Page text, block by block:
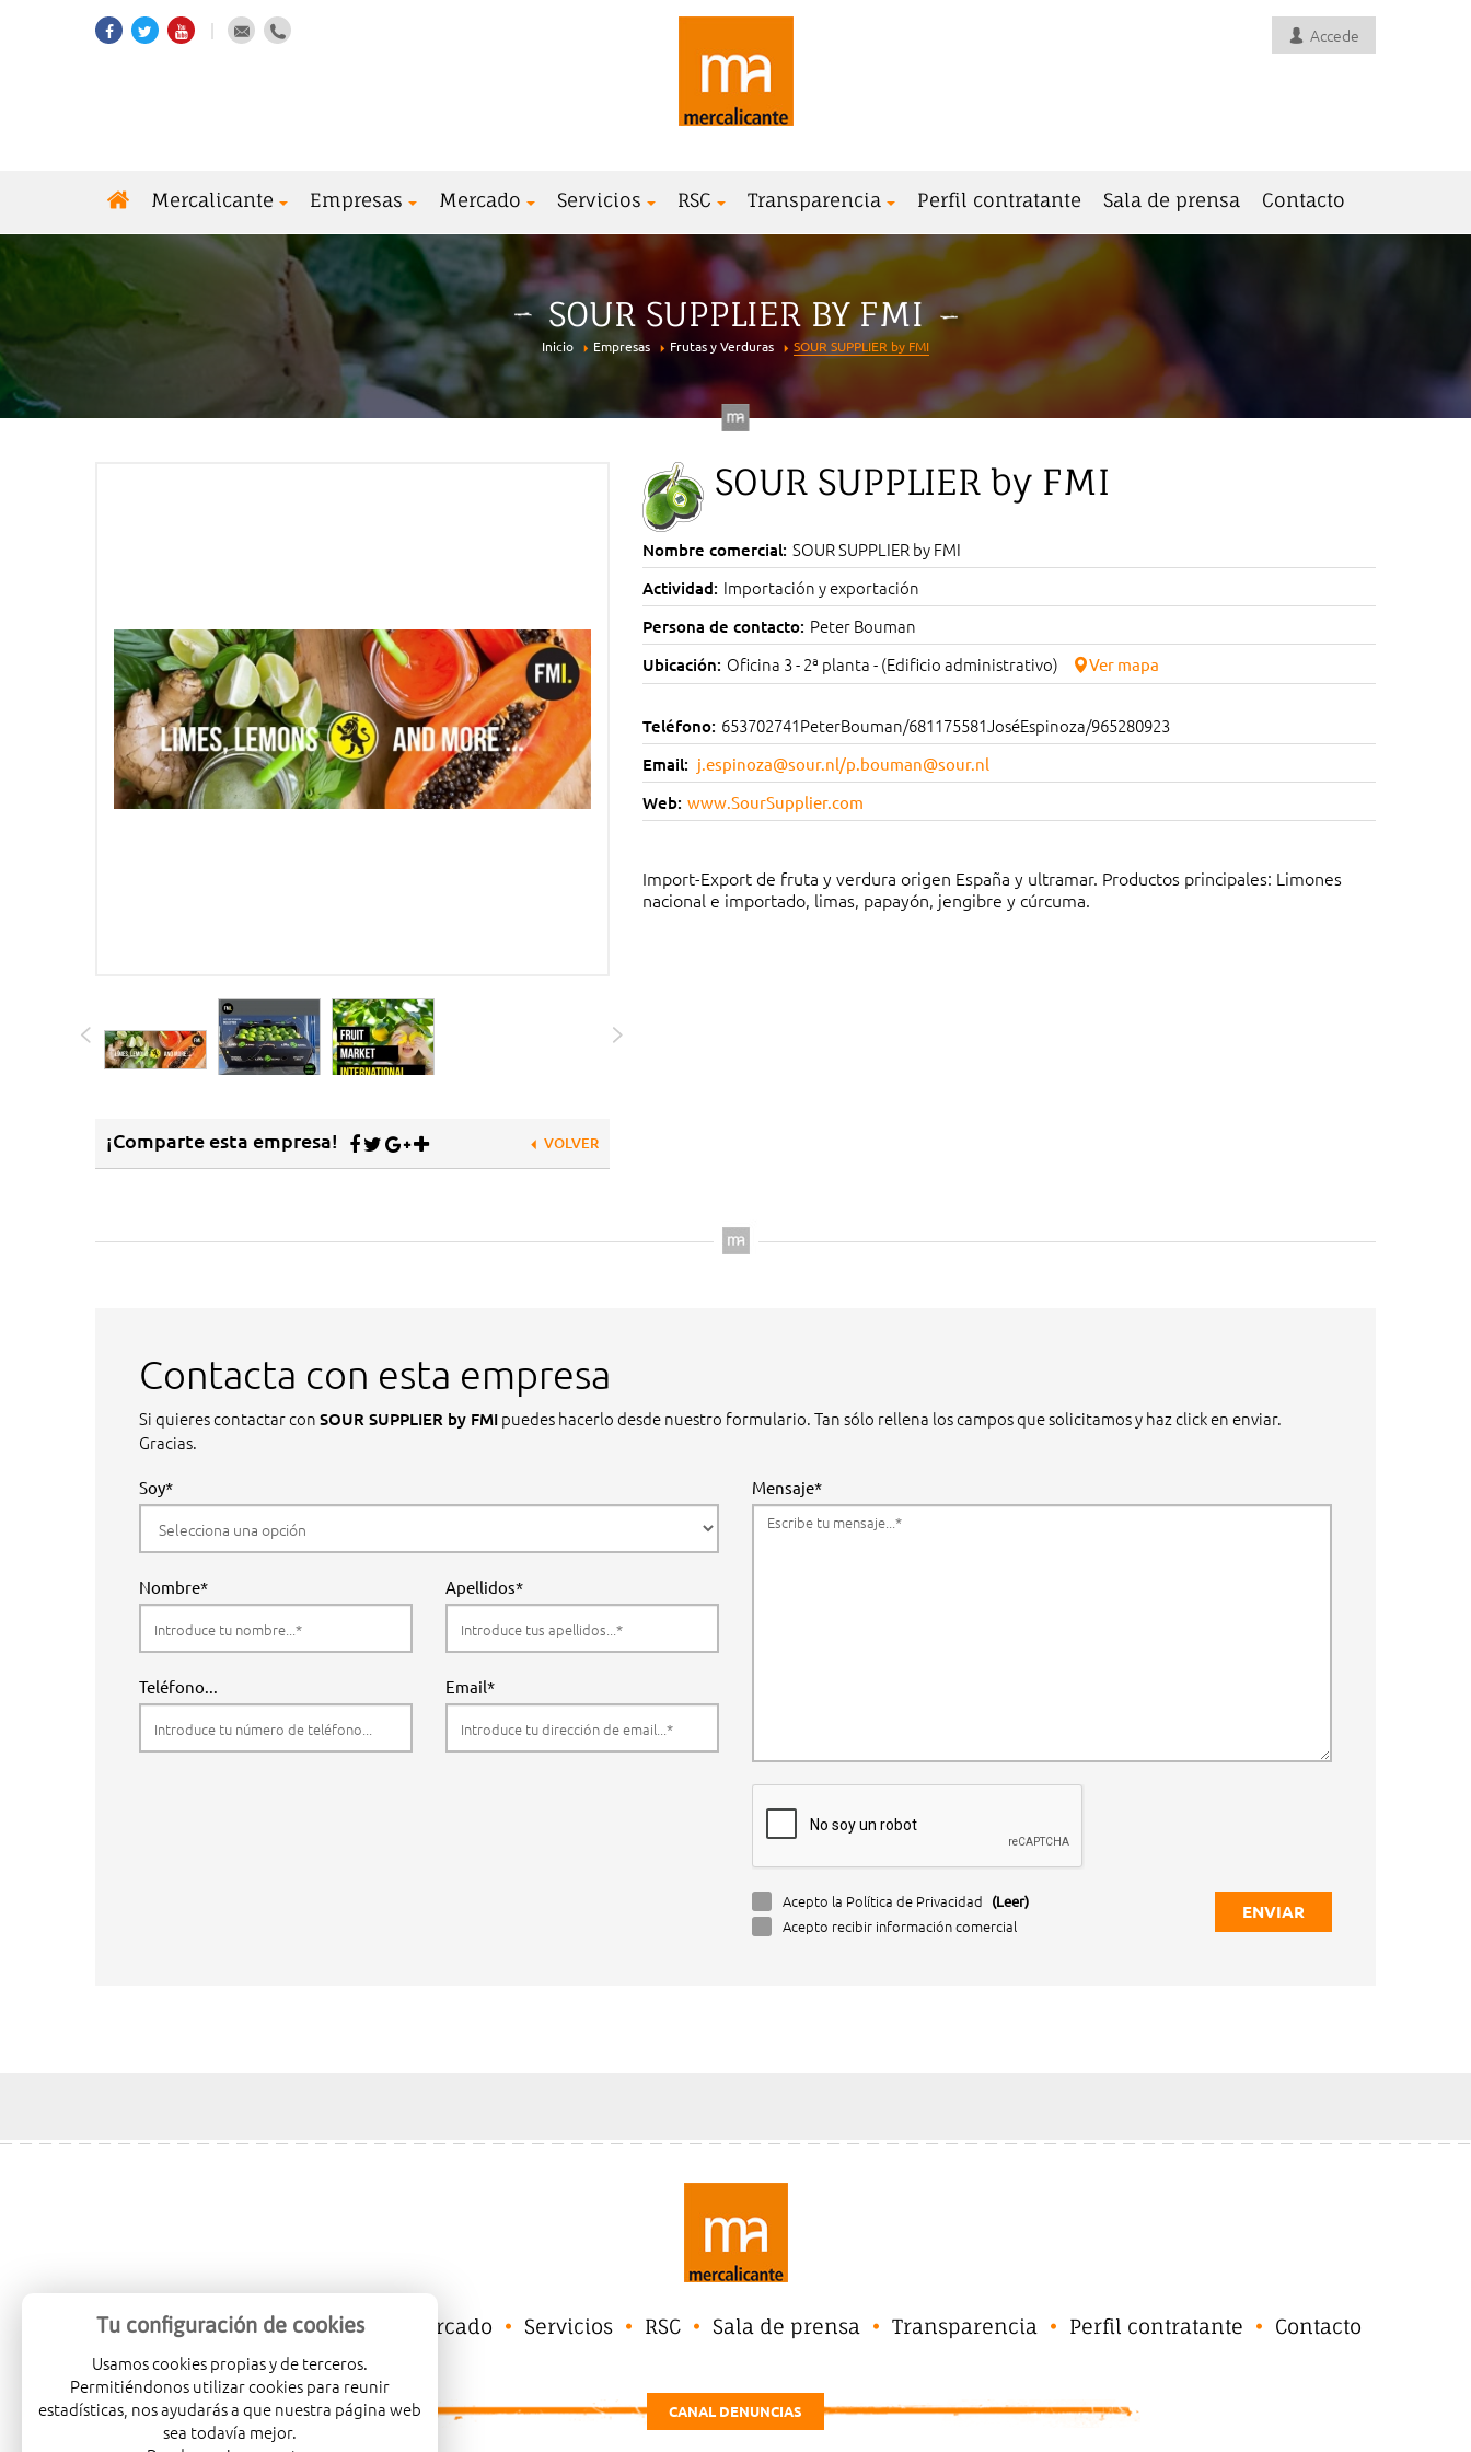
Accede
Mercalicante Empresas Mercado Servicios RSC Transparencia Perfil contratante Sala de prensa Contacto
SOUR SUPPLIER BY FMI
Inicio Empresas Frutas y Verduras SOUR SUPPLIER by FMI
¡Comparte esta empresa! VOLVER
SOUR SUPPLIER by FMI
Nombre comercial: SOUR SUPPLIER by FMI
Actividad: Importación y exportación
Persona de contacto: Peter Bouman
Ubicación: Oficina 3 - 2ª planta - (Edificio administrativo) Ver mapa
Teléfono: 653702741PeterBouman/681175581JoséEspinoza/965280923
Email: j.espinoza@sour.nl/p.bouman@sour.nl
Web: www.SourSupplier.com
Import-Export de fruta y verdura origen España y ultramar. Productos principales: Limones
nacional e importado, limas, papayón, jengibre y cúrcuma.
Contacta con esta empresa
Si quieres contactar con SOUR SUPPLIER by FMI puedes hacerlo desde nuestro formulario. Tan sólo rellena los campos que solicitamos y haz click en enviar.
Gracias.
Soy*
Nombre* Apellidos*
Teléfono... Email*
Mensaje*
Acepto la Política de Privacidad (Leer)
Acepto recibir información comercial
ENVIAR
Mercalicante Empresas Mercado Servicios RSC Sala de prensa Transparencia Perfil contratante Contacto
CANAL DENUNCIAS
Tu configuración de cookies
Usamos cookies propias y de terceros.
Permitiéndonos utilizar cookies para reunir
estadísticas, nos ayudarás a que nuestra página web
sea todavía mejor.